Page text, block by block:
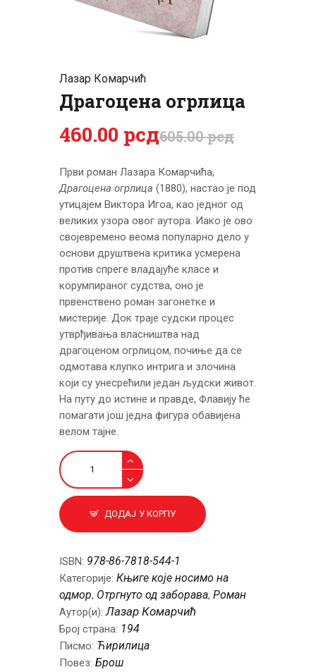
ЦЕНОВНИК
Лазар Комарчић
Драгоцена огрлица
605.00рсд
460.00 рсд
Први роман Лазара Комарчића,
Драгоцена огрлица (1880), настао је под
утицајем Виктора Игоа, као једног од
великих узора овог аутора. Иако је ово
својевремено веома популарно дело у
основи друштвена критика усмерена
против спреге владајуће класе и
корумпираног судства, оно је
првенствено роман загонетке и
мистерије. Док траје судски процес
утврђивања власништва над
драгоценом огрлицом, почиње да се
одмотава клупко интрига и злочина
који су унесрећили један људски живот.
На путу до истине и правде, Флавију ће
помагати још једна фигура обавијена
велом тајне.
Драгоцена
огрлица
количина
ДОДАЈ У КОРПУ
ISBN: 978-86-7818-544-1
Категорије: Књиге које носимо на
одмор, Отргнуто од заборава, Роман
Аутор(и):Лазар Комарчић
Број страна: 194
Писмо: Ћирилица
Повез: Брош